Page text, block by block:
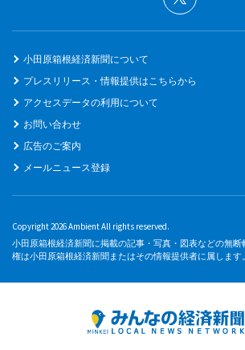
小田原箱根経済新聞について
プレスリリース・情報提供はこちらから
アクセスデータの利用について
お問い合わせ
広告のご案内
メールニュース登録
Copyright 2026 Ambient All rights reserved.
小田原箱根経済新聞に掲載の記事・写真・図表などの無
権は小田原箱根経済新聞またはその情報提供者に属します。